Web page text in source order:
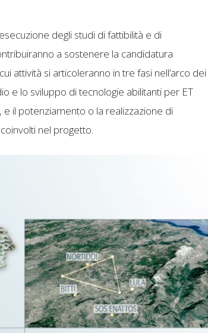
degli studi di fattibilità e di
a sostenere la candidatura
attività si articoleranno in tre fasi nell’arco dei
e lo sviluppo di tecnologie abilitanti per ET
il potenziamento o la realizzazione di
nel progetto.